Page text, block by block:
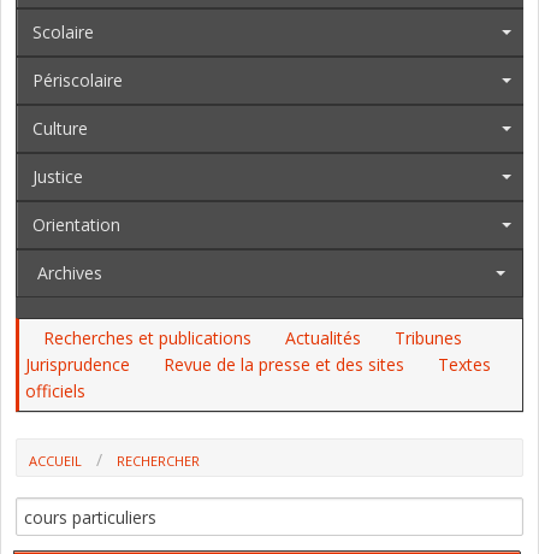
Scolaire
Périscolaire
Culture
Justice
Orientation
Archives
Recherches et publications Actualités
Tribunes
Jurisprudence
Revue de la presse et des sites
Textes
officiels
ACCUEIL RECHERCHER